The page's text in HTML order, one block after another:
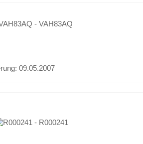
09.05.2007